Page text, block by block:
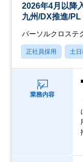
2026年4月以降
九州/DX推進/
パーソルクロステ
正社員採用 土
業務内容